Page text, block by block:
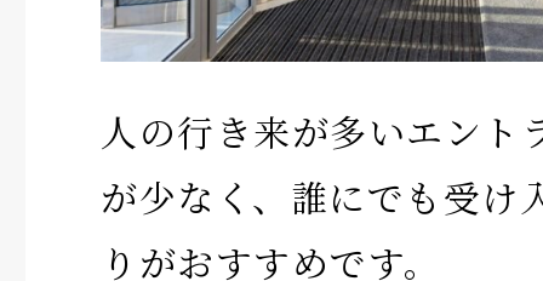
人の行き来が多いエント
が少なく、誰にでも受け
りがおすすめです。